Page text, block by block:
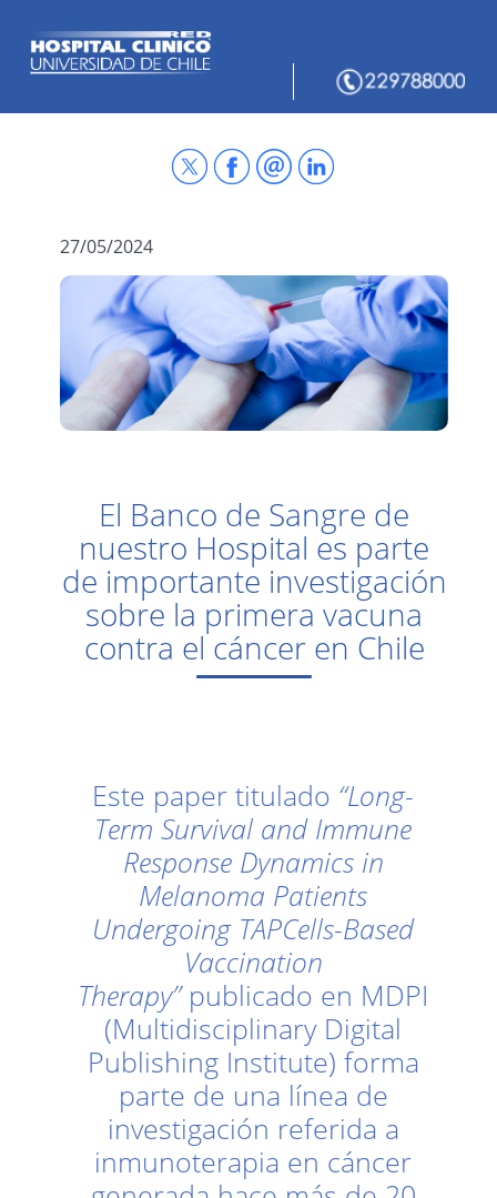
27/05/2024
El Banco de Sangre de
nuestro Hospital es parte
de importante investigación
sobre la primera vacuna
contra el cáncer en Chile
Este paper titulado “Long-
Term Survival and Immune
Response Dynamics in
Melanoma Patients
Undergoing TAPCells-Based
Vaccination
Therapy”publicado en MDPI
(Multidisciplinary Digital
Publishing Institute) forma
parte de una línea de
investigación referida a
inmunoterapia en cáncer